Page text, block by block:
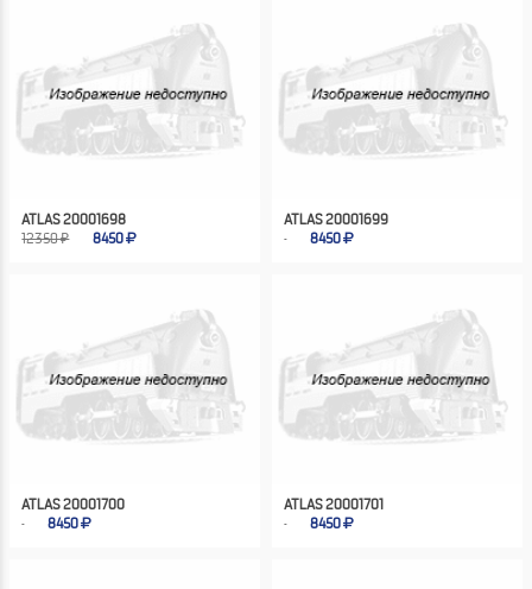
ATLAS 20001698
12350 ₽
8450
ATLAS 20001699
8450
ATLAS 20001700
8450
ATLAS 20001701
8450